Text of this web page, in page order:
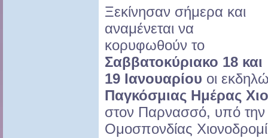
Ξεκίνησαν σήμερα και
αναμένεται να
κορυφωθούν το
Σαββατοκύριακο 18 και
19 Ιανουαρίου οι
Παγκόσμιας Ημέρας
στον Παρνασσό, υπό την
Ομοσπονδίας